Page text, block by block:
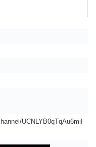
UCNLYB0qTqAu6miI